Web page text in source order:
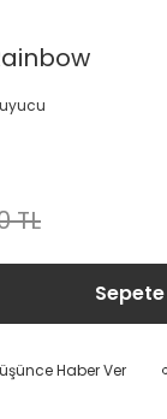
TL
Sepete
Haber Ver